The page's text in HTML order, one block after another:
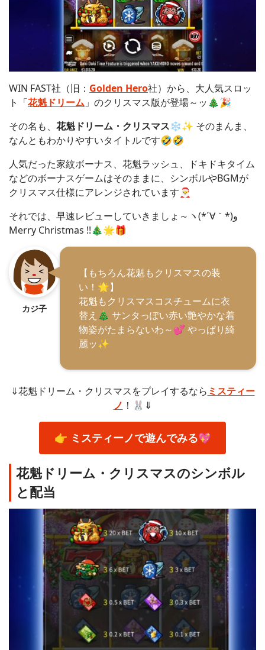
WIN FAST社（旧： Golden Hero社）から、大人気スロッ
ト「花魁ドリーム 」のクリスマス版が登場～ッ🎄🎉
その名も、 花魁ドリーム・クリスマス❄️✨ そのまんま、
なんともわかりやすいタイトルです🤣🤣
人気だった家紋ボーナス、花魁ラッシュ、ドキドキタイム
などのボーナスゲームはそのままに、シンボルやBGMが
クリスマス仕様にアレンジされています🎅
それでは、早速レビューしていきましょ～ヽ(*´∀｀*)و
Merry Christmas !!🎄🌟🎁
カジ子
【もちろん花魁もクリスマスの装
い！🌟】
花魁もクリスマスコスチュームに衣
替え🎄 サンタっぽい赤い艶やかな着
物姿がたまらないわ～💕 やっぱり綺
麗ッ✨
⇓花魁ドリーム・クリスマスをプレイするなら ミスティー
ノ ！🐰⇓
👉 ミスティーノで遊んでみる💖
花魁ドリーム・クリスマスのシンボル
と配当